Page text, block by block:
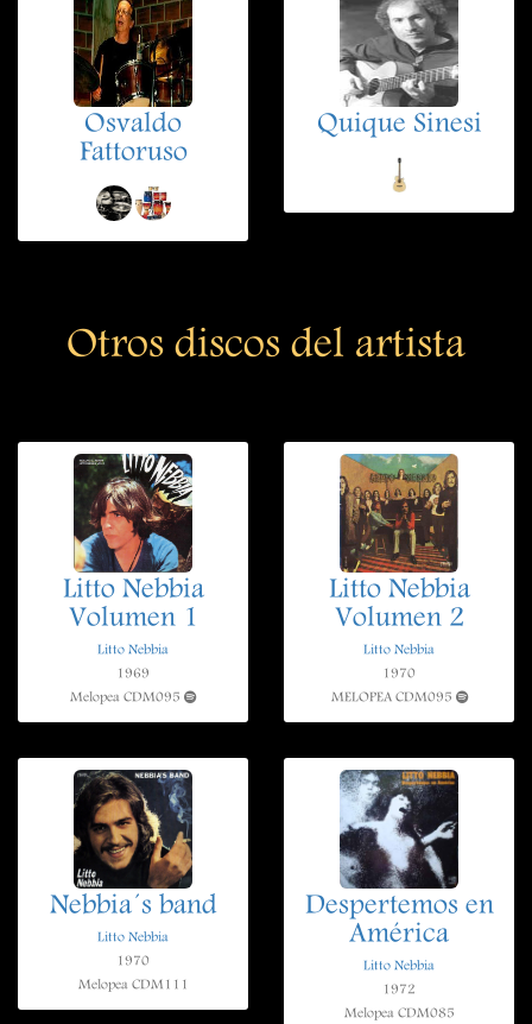
Osvaldo
Fattoruso
Quique Sinesi
Otros discos del artista
Litto Nebbia
Volumen 1
Litto Nebbia
1969
Melopea CDM095
Litto Nebbia
Volumen 2
Litto Nebbia
1970
MELOPEA CDM095
Nebbia´s band
Litto Nebbia
1970
Melopea CDM111
Despertemos en
América
Litto Nebbia
1972
Melopea CDM085